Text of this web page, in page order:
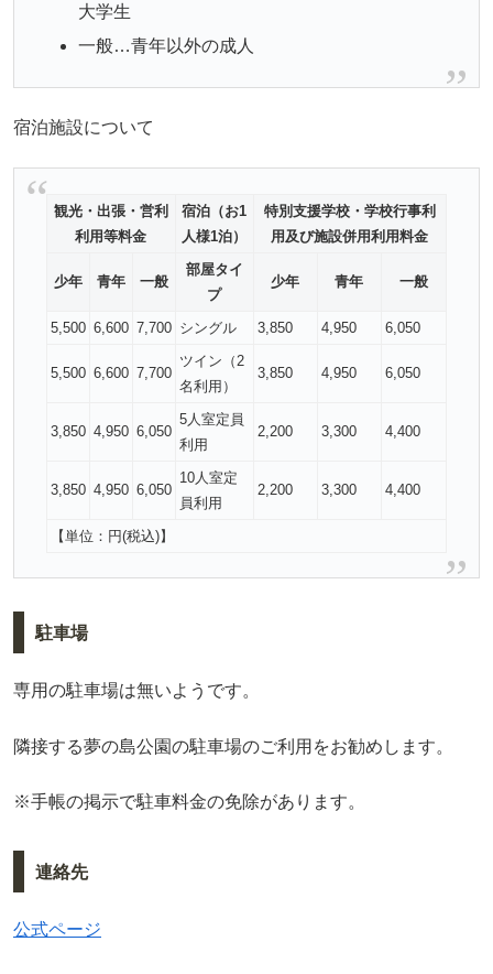
大学生
一般…青年以外の成人
宿泊施設について
観光・出張・営利
利用等料金
宿泊（お1
人様1泊）
特別支援学校・学校行事利
用及び施設併用利用料金
少年 青年 一般
部屋タイ
プ
少年 青年 一般
5,500 6,600 7,700 シングル 3,850 4,950 6,050
5,500 6,600 7,700
ツイン（2
名利用）
3,850 4,950 6,050
3,850 4,950 6,050
5人室定員
利用
2,200 3,300 4,400
3,850 4,950 6,050
10人室定
員利用
2,200 3,300 4,400
【単位：円(税込)】
駐車場
専用の駐車場は無いようです。
隣接する夢の島公園の駐車場のご利用をお勧めします。
※手帳の掲示で駐車料金の免除があります。
連絡先
公式ページ